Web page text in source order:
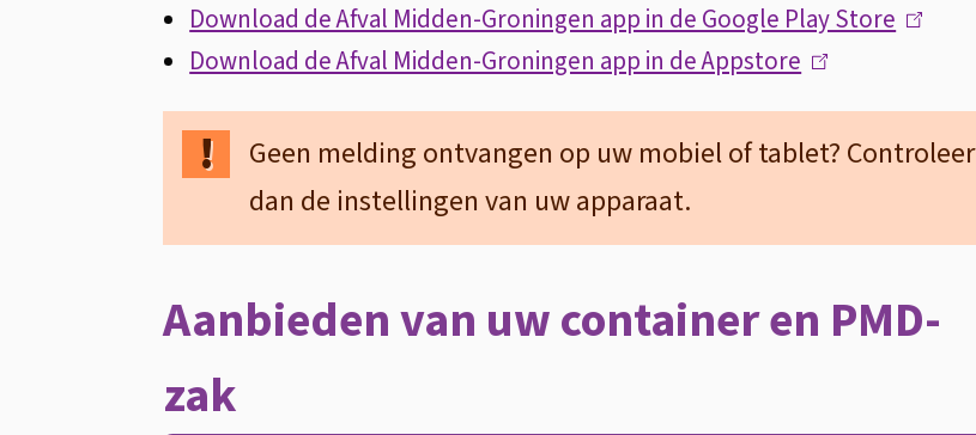
Download de Afval Midden-Groningen app in de Google Play Store
i
n
e
Download de Afval Midden-Groningen app in de Appstore
l
i
s
Geen melding ontvangen op uw mobiel of tablet? Controleer
dan de instellingen van uw apparaat.
Aanbieden van uw container en PMD-
zak